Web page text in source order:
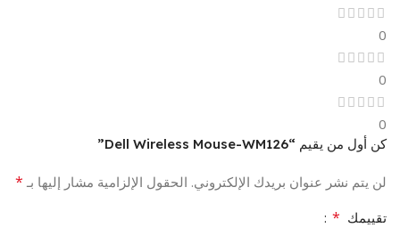
0
0
0
كن أول من يقيم “Dell Wireless Mouse-WM126”
لن يتم نشر عنوان بريدك الإلكتروني. الحقول الإلزامية مشار إليها بـ *
تقييمك *